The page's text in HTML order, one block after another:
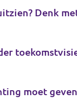
Denk
moet